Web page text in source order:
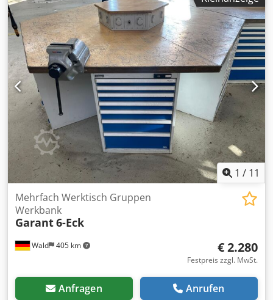
ca. 80 % - Schubladenabmessung ca. B 500 x T 500 x H 150
mm - 2 Schränke mit Türen - Platzbedarf ca. B 2000 x T 700
x H 850 mm Dedpfszkg E Eox Ai Njck - Gewicht ca. 100 kg
1 / 11
Wald 405 km
Mehrfach Werktisch Gruppen
Werkbank
Garant6-Eck
€ 2.280
Festpreis zzgl. MwSt.
Anfragen Anrufen